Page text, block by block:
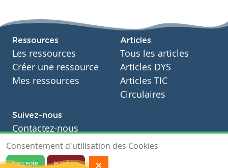
Ressources
Les ressources
Créer une ressource
Mes ressources
Articles
Tous les articles
Articles DYS
Articles TIC
Circulaires
Suivez-nous
Contactez-nous
Soutien scolaire
Notre page Facebook
Consentement d'utilisation des Cookies
J'accepte Je refuse